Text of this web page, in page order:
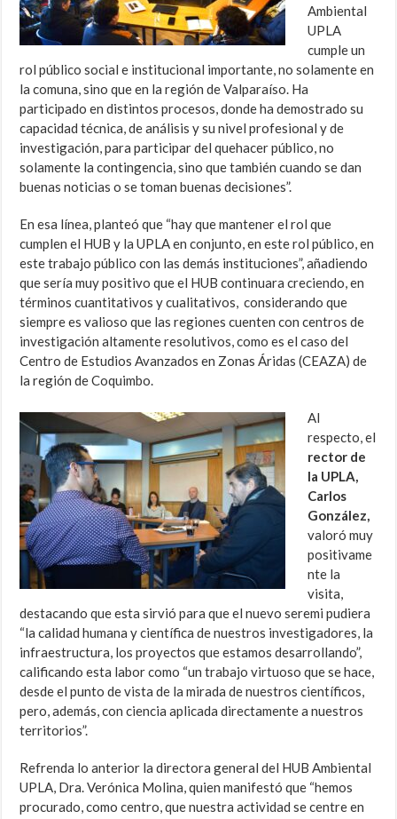
Ambiental
UPLA
cumple un
rol público social e institucional importante, no solamente en
la comuna, sino que en la región de Valparaíso. Ha
participado en distintos procesos, donde ha demostrado su
capacidad técnica, de análisis y su nivel profesional y de
investigación, para participar del quehacer público, no
solamente la contingencia, sino que también cuando se dan
buenas noticias o se toman buenas decisiones”.
En esa línea, planteó que “hay que mantener el rol que
cumplen el HUB y la UPLA en conjunto, en este rol público, en
este trabajo público con las demás instituciones”, añadiendo
que sería muy positivo que el HUB continuara creciendo, en
términos cuantitativos y cualitativos, considerando que
siempre es valioso que las regiones cuenten con centros de
investigación altamente resolutivos, como es el caso del
Centro de Estudios Avanzados en Zonas Áridas (CEAZA) de
la región de Coquimbo.
Al
respecto, el
rector de
la UPLA,
Carlos
González,
valoró muy
positivame
nte la
visita,
destacando que esta sirvió para que el nuevo seremi pudiera
“la calidad humana y científica de nuestros investigadores, la
infraestructura, los proyectos que estamos desarrollando”,
calificando esta labor como “un trabajo virtuoso que se hace,
desde el punto de vista de la mirada de nuestros científicos,
pero, además, con ciencia aplicada directamente a nuestros
territorios”.
Refrenda lo anterior la directora general del HUB Ambiental
UPLA, Dra. Verónica Molina, quien manifestó que “hemos
procurado, como centro, que nuestra actividad se centre en